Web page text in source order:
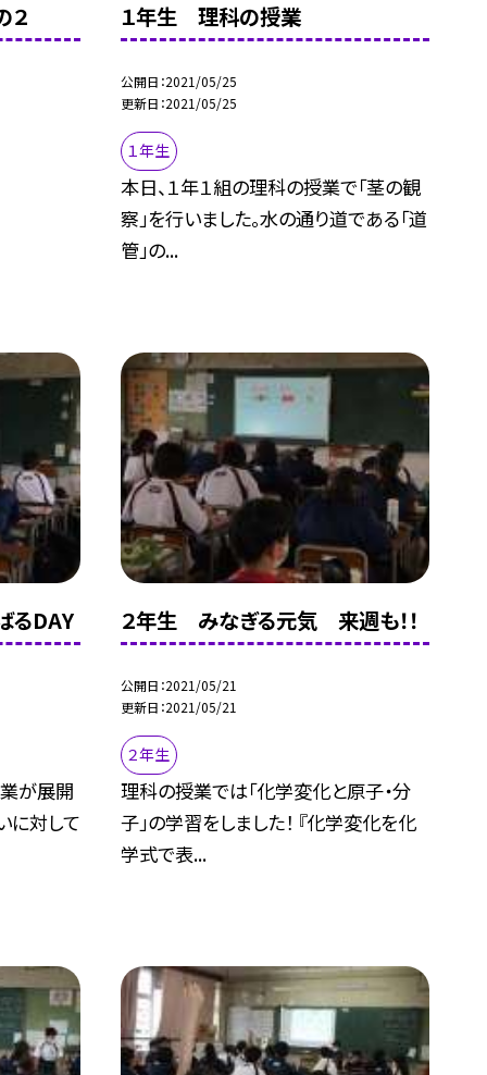
１年生 理科の授業
公開日 2021/05/25
更新日 2021/05/25
１年生
本日、１年１組の理科の授業で「茎の観
察」を行いました。水の通り道である「道
管」の...
DAY
が展開
に対して
２年生 みなぎる元気 来週も！！
公開日 2021/05/21
更新日 2021/05/21
２年生
理科の授業では「化学変化と原子・分
子」の学習をしました！ 『化学変化を化
学式で表...